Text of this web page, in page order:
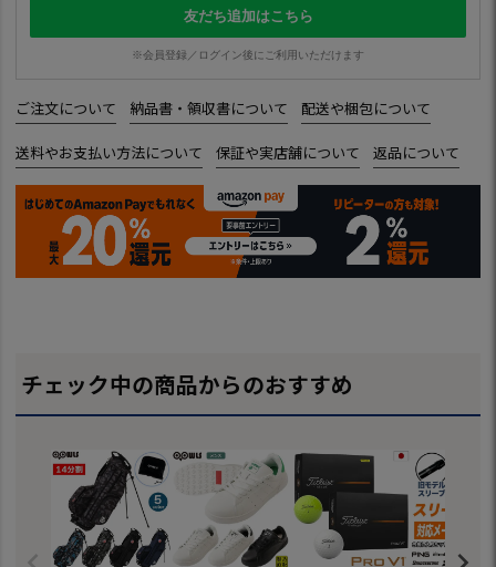
友だち追加はこちら
※会員登録／ログイン後にご利用いただけます
ご注文について 納品書・領収書について 配送や梱包について
送料やお支払い方法について 保証や実店舗について 返品について
チェック中の商品からのおすすめ